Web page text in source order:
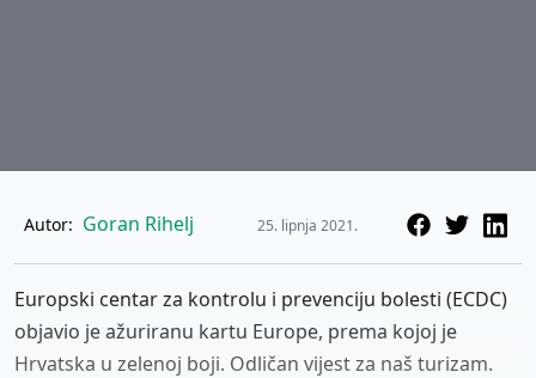
Autor: Goran Rihelj 25. lipnja 2021.
Europski centar za kontrolu i prevenciju bolesti (ECDC)
objavio je ažuriranu kartu Europe, prema kojoj je
Hrvatska u zelenoj boji. Odličan vijest za naš turizam.